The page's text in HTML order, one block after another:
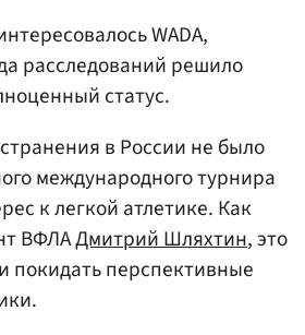
WADA,
расследований решило
статус.
в России не было
международного турнира
к легкой атлетике. Как
ВФЛАДмитрий Шляхтин, это
покидать перспективные